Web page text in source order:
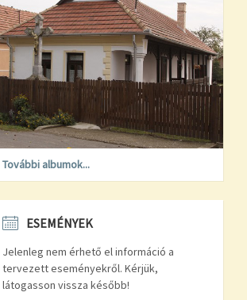
További albumok...
ESEMÉNYEK
Jelenleg nem érhető el információ a
tervezett eseményekről. Kérjük,
látogasson vissza később!